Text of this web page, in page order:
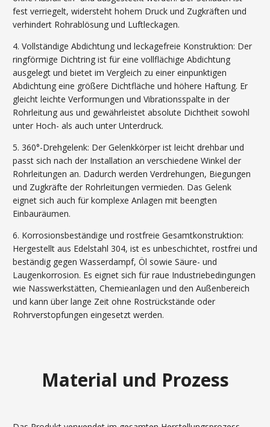
fest verriegelt, widersteht hohem Druck und Zugkräften und
verhindert Rohrablösung und Luftleckagen.
4. Vollständige Abdichtung und leckagefreie Konstruktion: Der
ringförmige Dichtring ist für eine vollflächige Abdichtung
ausgelegt und bietet im Vergleich zu einer einpunktigen
Abdichtung eine größere Dichtfläche und höhere Haftung. Er
gleicht leichte Verformungen und Vibrationsspalte in der
Rohrleitung aus und gewährleistet absolute Dichtheit sowohl
unter Hoch- als auch unter Unterdruck.
5. 360°-Drehgelenk: Der Gelenkkörper ist leicht drehbar und
passt sich nach der Installation an verschiedene Winkel der
Rohrleitungen an. Dadurch werden Verdrehungen, Biegungen
und Zugkräfte der Rohrleitungen vermieden. Das Gelenk
eignet sich auch für komplexe Anlagen mit beengten
Einbauräumen.
6. Korrosionsbeständige und rostfreie Gesamtkonstruktion:
Hergestellt aus Edelstahl 304, ist es unbeschichtet, rostfrei und
beständig gegen Wasserdampf, Öl sowie Säure- und
Laugenkorrosion. Es eignet sich für raue Industriebedingungen
wie Nasswerkstätten, Chemieanlagen und den Außenbereich
und kann über lange Zeit ohne Rostrückstände oder
Rohrverstopfungen eingesetzt werden.
Material und Prozess